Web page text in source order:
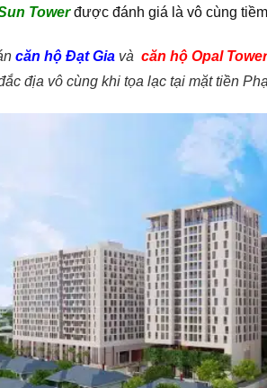
Towerđược đánh giá là vô cùng
căn hộ Đạt Gia và căn hộ Opal Tower
địa vô cùng khi tọa lạc tại mặt tiền